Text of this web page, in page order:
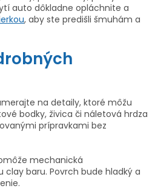
auto dôkladne opláchnite a
, aby ste predišli šmuhám a
na detaily, ktoré môžu
bodky, živica či náletová hrdza
prípravkami bez
mechanická
baru. Povrch bude hladký a